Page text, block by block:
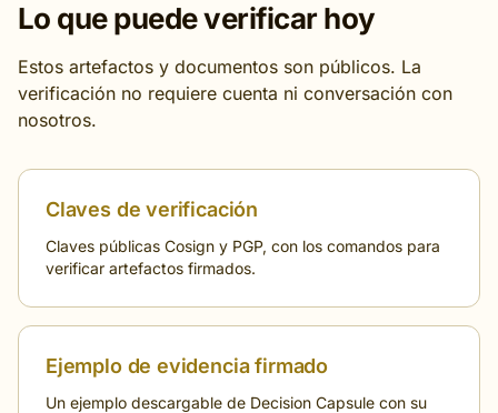
Lo que puede verificar hoy
Estos artefactos y documentos son públicos. La
verificación no requiere cuenta ni conversación con
nosotros.
Claves de verificación
Claves públicas Cosign y PGP, con los comandos para
verificar artefactos firmados.
Ejemplo de evidencia firmado
Un ejemplo descargable de Decision Capsule con su